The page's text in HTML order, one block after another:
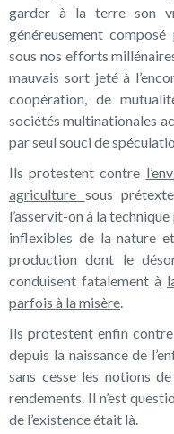
garder à la terre son
généreusement
sous nos efforts
mauvais sort jeté à
coopération, de
sociétés multinationales
par seul souci de
Ils protestent contre
agriculture sous
l’asservit-on à la
inflexibles de la nature
production dont le
conduisent fatalement à
parfois à la misère.
Ils protestent enfin
depuis la naissance de
sans cesse les notions
rendements. Il n’est
de l’existence était là.